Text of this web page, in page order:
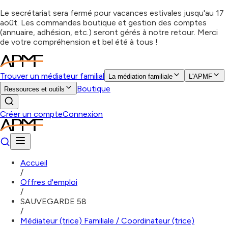
Le secrétariat sera fermé pour vacances estivales jusqu'au 17
août. Les commandes boutique et gestion des comptes
(annuaire, adhésion, etc.) seront gérés à notre retour. Merci
de votre compréhension et bel été à tous !
Trouver un médiateur familial La médiation familiale
L'APMF
Ressources et outils
Boutique
Créer un compteConnexion
Accueil
/
Offres d'emploi
/
SAUVEGARDE 58
/
Médiateur (trice) Familiale / Coordinateur (trice)